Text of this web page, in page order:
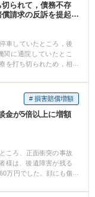
示談をすることができ
け取ることができまし
護士に依頼した場合に
会社とのやりとりから
る ③ 後遺障害申請のサ
被害者の方は、交通事
トを享受して、適正な
られて，債務不存
請求の反訴を提起
００万円を勝ち取
車していたところ，後
に通院していたとこ
を打ち切られため，相
継続することとしまし
どを受けることとしま
存在訴訟を提起された
は，むち打ちの１４級
円の損害賠償を請求し
検査データにより後遺
０万円の損害賠償を
が，最終的には１審判
一方的に治療を打ち切
害の認定ができないた
# 損害賠償増額
金が5倍以上に増額
ころ、正面衝突の事故
様は、後遺障害が残る
万円でした。顔にも傷
なったご相談者様から